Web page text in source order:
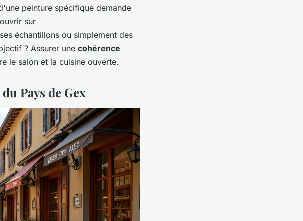
peinture spécifique demande
sur
échantillons ou simplement des
? Assurer une cohérence
le salon et la cuisine ouverte.
Pays de Gex